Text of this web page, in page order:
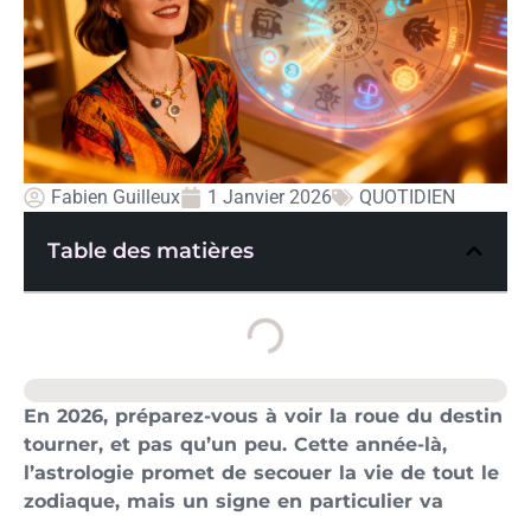
Fabien Guilleux 1 Janvier 2026 QUOTIDIEN
Table des matières
En 2026, préparez-vous à voir la roue du destin
tourner, et pas qu’un peu. Cette année-là,
l’astrologie promet de secouer la vie de tout le
zodiaque, mais un signe en particulier va